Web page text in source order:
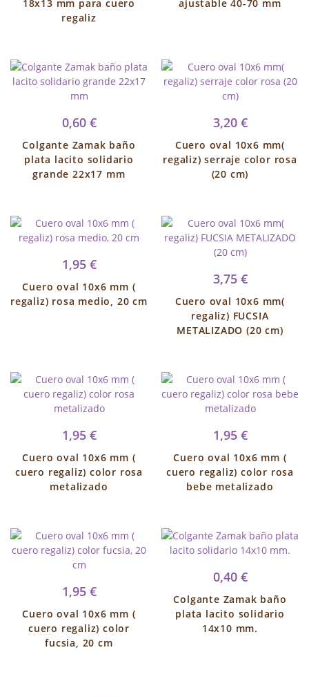
18x13 mm para cuero
regaliz
ajustable 40-70 mm
0,60 €
Colgante Zamak baño
plata lacito solidario
grande 22x17 mm
3,20 €
Cuero oval 10x6 mm(
regaliz) serraje color rosa
(20 cm)
1,95 €
Cuero oval 10x6 mm (
regaliz) rosa medio, 20 cm
3,75 €
Cuero oval 10x6 mm(
regaliz) FUCSIA
METALIZADO (20 cm)
1,95 €
Cuero oval 10x6 mm (
cuero regaliz) color rosa
metalizado
1,95 €
Cuero oval 10x6 mm (
cuero regaliz) color rosa
bebe metalizado
1,95 €
Cuero oval 10x6 mm (
cuero regaliz) color
fucsia, 20 cm
0,40 €
Colgante Zamak baño
plata lacito solidario
14x10 mm.